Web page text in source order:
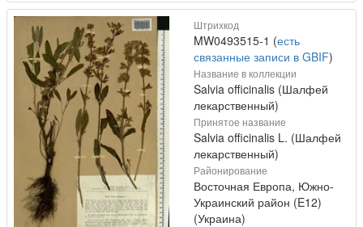
Штрихкод
MW0493515-1 (есть
связанные записи в GBIF)
Название в коллекции
Salvia officinalis (Шалфей
лекарственный)
Принятое название
Salvia officinalis L. (Шалфей
лекарственный)
Районирование
Восточная Европа, Южно-
Украинский район (E12)
(Украина)